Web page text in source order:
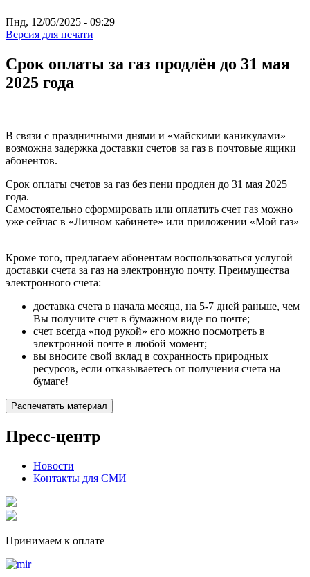
Пнд, 12/05/2025 - 09:29
Версия для печати
Срок оплаты за газ продлён до 31 мая
2025 года
В связи с праздничными днями и «майскими каникулами»
возможна задержка доставки счетов за газ в почтовые ящики
абонентов.
Срок оплаты счетов за газ без пени продлен до 31 мая 2025
года.
Самостоятельно сформировать или оплатить счет газ можно
уже сейчас в «Личном кабинете» или приложении «Мой газ»
Кроме того, предлагаем абонентам воспользоваться услугой
доставки счета за газ на электронную почту. Преимущества
электронного счета:
доставка счета в начала месяца, на 5-7 дней раньше, чем
Вы получите счет в бумажном виде по почте;
счет всегда «под рукой» его можно посмотреть в
электронной почте в любой момент;
вы вносите свой вклад в сохранность природных
ресурсов, если отказываетесь от получения счета на
бумаге!
Распечатать материал
Пресс-центр
Новости
Контакты для СМИ
Принимаем к оплате